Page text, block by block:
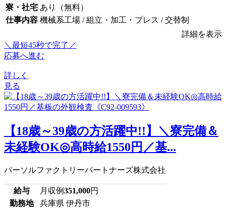
寮・社宅 あり（無料）
仕事内容 機械系工場 / 組立・加工・プレス / 交替制
詳細を表示
＼最短45秒で完了／
応募へ進む
詳しく
見る
【18歳～39歳の方活躍中!!】＼寮完備＆
未経験OK◎高時給1550円／基...
パーソルファクトリーパートナーズ株式会社
給与 月収例351,000円
勤務地
兵庫県 伊丹市